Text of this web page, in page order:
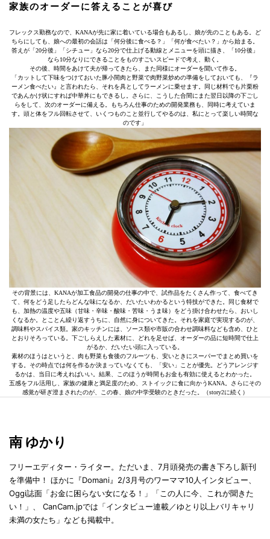
家族のオーダーに答えることが喜び
フレックス勤務なので、KANAが先に家に着いている場合もあるし、娘が先のこともある。ど
ちらにしても、娘への最初の会話は「何分後に食べる？」「何が食べたい？」から始まる。
答えが「20分後」「シチュー」なら20分で仕上げる動線とメニューを頭に描き、「10分後」
なら10分なりにできることをものすごいスピードで考え、動く。
その後、時間をあけて夫が帰ってきたら、また同様にオーダーを聞いて作る。
「カットして下味をつけておいた豚小間肉と野菜で肉野菜炒めの準備をしておいても、『ラ
ーメン食べたい』と言われたら、それを具としてラーメンに乗せます。同じ材料でも片栗粉
であんかけ状にすれば中華丼にもできるし。さらに、こうした合間にまた翌日以降の下ごし
らをして、次のオーダーに備える。もちろん仕事のための開発業務も、同時に考えていま
す。頭と体をフル回転させて、いくつものこと並行してやるのは、私にとって楽しい時間な
のです」
その背景には、KANAが加工食品の開発の仕事の中で、試作品をたくさん作って、食べてき
て、何をどう足したらどんな味になるか、だいたいわかるという特技ができた。同じ食材で
も、加熱の温度や五味（甘味・辛味・酸味・苦味・うま味）をどう掛け合わせたら、おいし
くなるか。とことん繰り返すうちに、自然に身についてきた。それを家庭で実現するのが、
調味料やスパイス類。家のキッチンには、ソース類や市販の合わせ調味料なども含め、ひと
とおりそろっている。下ごしらえした素材に、どれを足せば、オーダーの品に短時間で仕上
がるか、だいたい頭に入っている。
素材のほうはというと、肉も野菜も食後のフルーツも、安いときにスーパーでまとめ買いを
する。その時点では何を作るか決まっていなくても、「安い」ことが優先。どうアレンジす
るかは、当日に考えればいい。結果、このほうが時間もお金も有効に使えるとわかった。
五感をフル活用し、家族の健康と満足度のため、ストイックに食に向かうKANA。さらにその
感覚が研ぎ澄まされたのが、この春、娘の中学受験のときだった。（story2に続く）
南 ゆかり
フリーエディター・ライター。ただいま、7月頭発売の書き下ろし新刊
を準備中！ ほかに『Domani』2/3月号のワーママ10人インタビュー、
Oggi誌面「お金に困らない女になる！」「この人に今、これが聞きた
い！」、 CanCam.jpでは「インタビュー連載／ゆとり以上バリキャリ
未満の女たち」なども掲載中。